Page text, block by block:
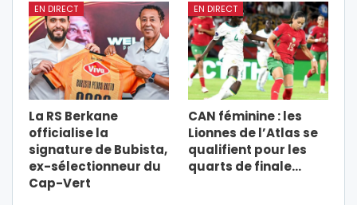
EN DIRECT
La RS Berkane
officialise la
signature de Bubista,
ex-sélectionneur du
Cap-Vert
EN DIRECT
CAN féminine : les
Lionnes de l’Atlas se
qualifient pour les
quarts de finale…